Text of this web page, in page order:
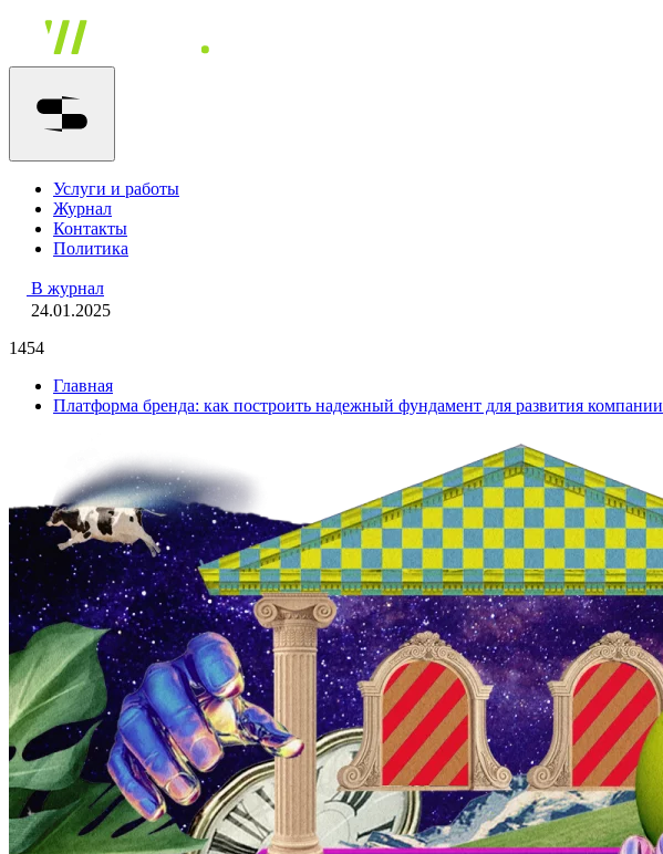
Услуги и работы
Журнал
Контакты
Политика
В журнал
24.01.2025
1454
Главная
Платформа бренда: как построить надежный фундамент для развития компании